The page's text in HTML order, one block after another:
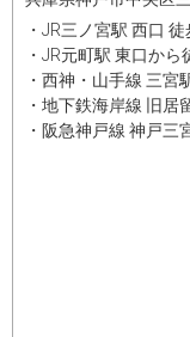
・JR三ノ宮駅 西口
・JR元町駅 東口から
・西神・山手線 三宮
・地下鉄海岸線 旧居
・阪急神戸線 神戸三